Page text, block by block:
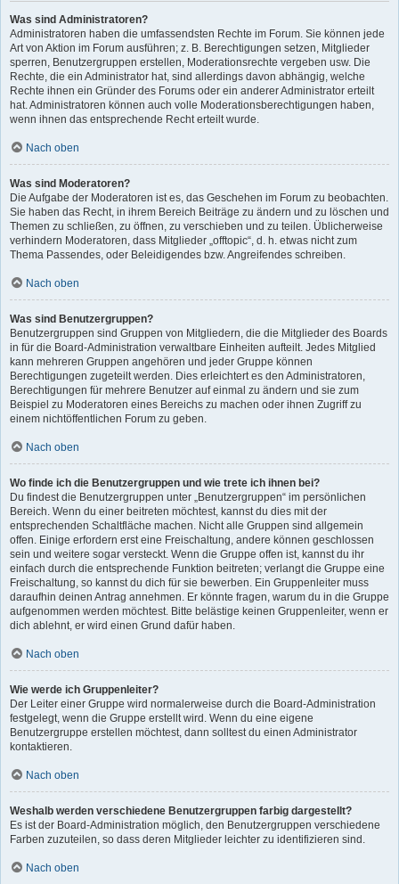
Was sind Administratoren?
Administratoren haben die umfassendsten Rechte im Forum. Sie können jede
Art von Aktion im Forum ausführen; z. B. Berechtigungen setzen, Mitglieder
sperren, Benutzergruppen erstellen, Moderationsrechte vergeben usw. Die
Rechte, die ein Administrator hat, sind allerdings davon abhängig, welche
Rechte ihnen ein Gründer des Forums oder ein anderer Administrator erteilt
hat. Administratoren können auch volle Moderationsberechtigungen haben,
wenn ihnen das entsprechende Recht erteilt wurde.
Nach oben
Was sind Moderatoren?
Die Aufgabe der Moderatoren ist es, das Geschehen im Forum zu beobachten.
Sie haben das Recht, in ihrem Bereich Beiträge zu ändern und zu löschen und
Themen zu schließen, zu öffnen, zu verschieben und zu teilen. Üblicherweise
verhindern Moderatoren, dass Mitglieder „offtopic“, d. h. etwas nicht zum
Thema Passendes, oder Beleidigendes bzw. Angreifendes schreiben.
Nach oben
Was sind Benutzergruppen?
Benutzergruppen sind Gruppen von Mitgliedern, die die Mitglieder des Boards
in für die Board-Administration verwaltbare Einheiten aufteilt. Jedes Mitglied
kann mehreren Gruppen angehören und jeder Gruppe können
Berechtigungen zugeteilt werden. Dies erleichtert es den Administratoren,
Berechtigungen für mehrere Benutzer auf einmal zu ändern und sie zum
Beispiel zu Moderatoren eines Bereichs zu machen oder ihnen Zugriff zu
einem nichtöffentlichen Forum zu geben.
Nach oben
Wo finde ich die Benutzergruppen und wie trete ich ihnen bei?
Du findest die Benutzergruppen unter „Benutzergruppen“ im persönlichen
Bereich. Wenn du einer beitreten möchtest, kannst du dies mit der
entsprechenden Schaltfläche machen. Nicht alle Gruppen sind allgemein
offen. Einige erfordern erst eine Freischaltung, andere können geschlossen
sein und weitere sogar versteckt. Wenn die Gruppe offen ist, kannst du ihr
einfach durch die entsprechende Funktion beitreten; verlangt die Gruppe eine
Freischaltung, so kannst du dich für sie bewerben. Ein Gruppenleiter muss
daraufhin deinen Antrag annehmen. Er könnte fragen, warum du in die Gruppe
aufgenommen werden möchtest. Bitte belästige keinen Gruppenleiter, wenn er
dich ablehnt, er wird einen Grund dafür haben.
Nach oben
Wie werde ich Gruppenleiter?
Der Leiter einer Gruppe wird normalerweise durch die Board-Administration
festgelegt, wenn die Gruppe erstellt wird. Wenn du eine eigene
Benutzergruppe erstellen möchtest, dann solltest du einen Administrator
kontaktieren.
Nach oben
Weshalb werden verschiedene Benutzergruppen farbig dargestellt?
Es ist der Board-Administration möglich, den Benutzergruppen verschiedene
Farben zuzuteilen, so dass deren Mitglieder leichter zu identifizieren sind.
Nach oben